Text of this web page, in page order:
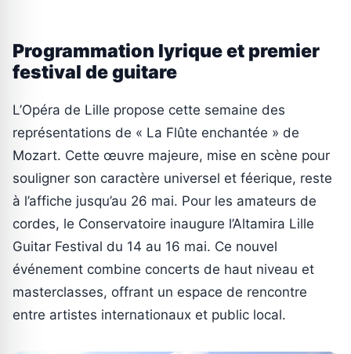
Programmation lyrique et premier
festival de guitare
L’Opéra de Lille propose cette semaine des
représentations de « La Flûte enchantée » de
Mozart. Cette œuvre majeure, mise en scène pour
souligner son caractère universel et féerique, reste
à l’affiche jusqu’au 26 mai. Pour les amateurs de
cordes, le Conservatoire inaugure l’Altamira Lille
Guitar Festival du 14 au 16 mai. Ce nouvel
événement combine concerts de haut niveau et
masterclasses, offrant un espace de rencontre
entre artistes internationaux et public local.